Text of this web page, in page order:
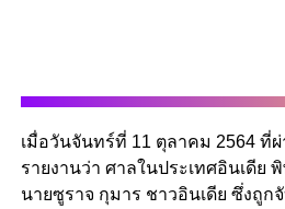
เมื่อวันจันทร์ที่ 11 ตุลาคม 2564 ที่
รายงานว่า ศาลในประเทศอินเดีย
นายซูราจ กุมาร ชาวอินเดีย ซึ่งถูก